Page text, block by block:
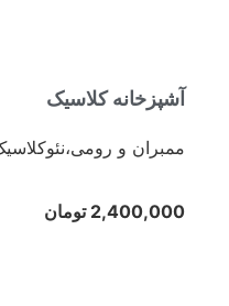
آشپزخانه کلاسیک
ممبران و
2,400,000 تومان